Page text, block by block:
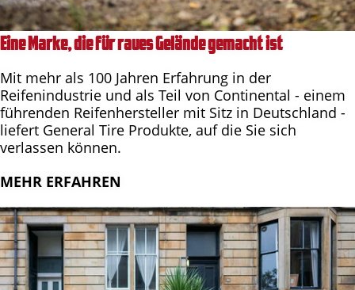
Eine Marke, die für raues Gelände gemacht ist
Mit mehr als 100 Jahren Erfahrung in der
Reifenindustrie und als Teil von Continental - einem
führenden Reifenhersteller mit Sitz in Deutschland -
liefert General Tire Produkte, auf die Sie sich
verlassen können.
MEHR ERFAHREN